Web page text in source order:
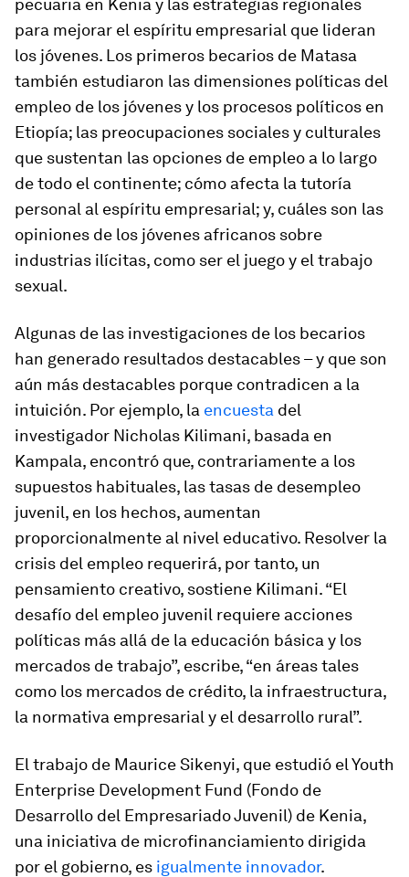
pecuaria en Kenia y las estrategias regionales
para mejorar el espíritu empresarial que lideran
los jóvenes. Los primeros becarios de Matasa
también estudiaron las dimensiones políticas del
empleo de los jóvenes y los procesos políticos en
Etiopía; las preocupaciones sociales y culturales
que sustentan las opciones de empleo a lo largo
de todo el continente; cómo afecta la tutoría
personal al espíritu empresarial; y, cuáles son las
opiniones de los jóvenes africanos sobre
industrias ilícitas, como ser el juego y el trabajo
sexual.
Algunas de las investigaciones de los becarios
han generado resultados destacables – y que son
aún más destacables porque contradicen a la
intuición. Por ejemplo, la encuesta del
investigador Nicholas Kilimani, basada en
Kampala, encontró que, contrariamente a los
supuestos habituales, las tasas de desempleo
juvenil, en los hechos, aumentan
proporcionalmente al nivel educativo. Resolver la
crisis del empleo requerirá, por tanto, un
pensamiento creativo, sostiene Kilimani. “El
desafío del empleo juvenil requiere acciones
políticas más allá de la educación básica y los
mercados de trabajo”, escribe, “en áreas tales
como los mercados de crédito, la infraestructura,
la normativa empresarial y el desarrollo rural”.
El trabajo de Maurice Sikenyi, que estudió el Youth
Enterprise Development Fund (Fondo de
Desarrollo del Empresariado Juvenil) de Kenia,
una iniciativa de microfinanciamiento dirigida
por el gobierno, es igualmente innovador.